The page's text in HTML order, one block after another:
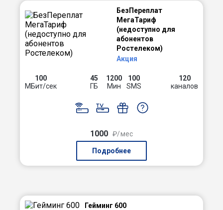
БезПереплат
МегаТариф
(недоступно для
абонентов
Ростелеком)
Акция
100
МБит/сек
45
ГБ
1200
Мин
100
SMS
120
каналов
1000 ₽/мес
Подробнее
Гейминг 600